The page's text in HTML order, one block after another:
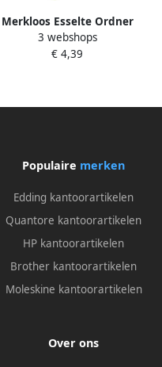
Merkloos Esselte Ordner
Power N° 1 Vivida ft A4 rug
van 7 5 cm groen
3 webshops
€ 4,39
Populaire merken
Edding kantoorartikelen
Quantore kantoorartikelen
HP kantoorartikelen
Brother kantoorartikelen
Moleskine kantoorartikelen
Over ons